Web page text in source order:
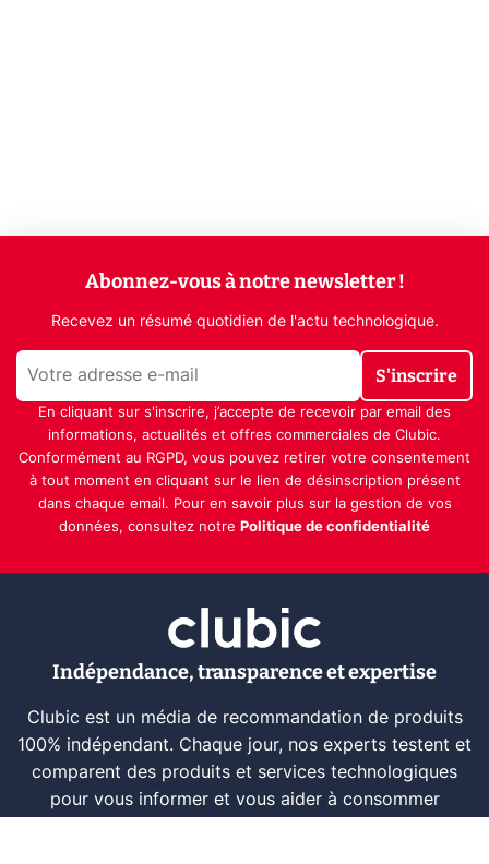
Abonnez-vous à notre newsletter !
Recevez un résumé quotidien de l'actu technologique.
S'inscrire
En cliquant sur s'inscrire, j’accepte de recevoir par email des
informations, actualités et offres commerciales de Clubic.
Conformément au RGPD, vous pouvez retirer votre consentement
à tout moment en cliquant sur le lien de désinscription présent
dans chaque email. Pour en savoir plus sur la gestion de vos
données, consultez notre Politique de confidentialité
Indépendance, transparence et expertise
Clubic est un média de recommandation de produits
100% indépendant. Chaque jour, nos experts testent et
comparent des produits et services technologiques
pour vous informer et vous aider à consommer